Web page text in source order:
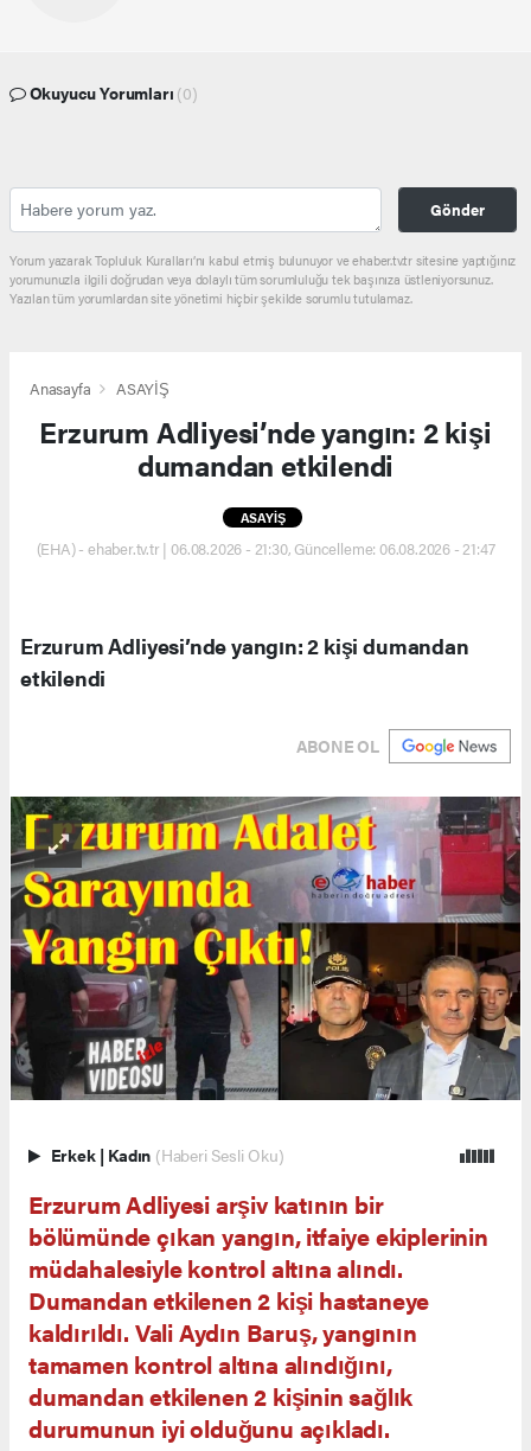
Okuyucu Yorumları (0)
Gönder
Yorum yazarak Topluluk Kuralları’nı kabul etmiş bulunuyor ve ehaber.tv.tr sitesine yaptığınız
yorumunuzla ilgili doğrudan veya dolaylı tüm sorumluluğu tek başınıza üstleniyorsunuz.
Yazılan tüm yorumlardan site yönetimi hiçbir şekilde sorumlu tutulamaz.
Anasayfa ASAYİŞ
Erzurum Adliyesi’nde yangın: 2 kişi
dumandan etkilendi
ASAYİŞ
(EHA) - ehaber.tv.tr | 06.08.2026 - 21:30, Güncelleme: 06.08.2026 - 21:47
Erzurum Adliyesi’nde yangın: 2 kişi dumandan
etkilendi
ABONE OL
Erkek | Kadın (Haberi Sesli Oku)
Erzurum Adliyesi arşiv katının bir
bölümünde çıkan yangın, itfaiye ekiplerinin
müdahalesiyle kontrol altına alındı.
Dumandan etkilenen 2 kişi hastaneye
kaldırıldı. Vali Aydın Baruş, yangının
tamamen kontrol altına alındığını,
dumandan etkilenen 2 kişinin sağlık
durumunun iyi olduğunu açıkladı.